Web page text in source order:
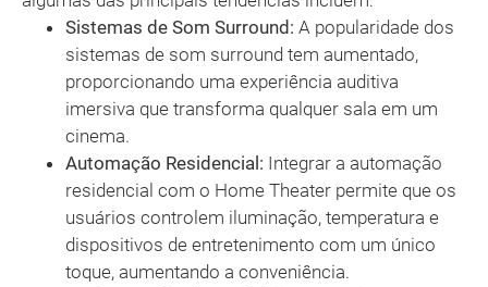
Sistemas de Som Surround: A popularidade dos
sistemas de som surround tem aumentado,
proporcionando uma experiência auditiva
imersiva que transforma qualquer sala em um
cinema.
Automação Residencial: Integrar a automação
residencial com o Home Theater permite que os
usuários controlem iluminação, temperatura e
dispositivos de entretenimento com um único
toque, aumentando a conveniência.